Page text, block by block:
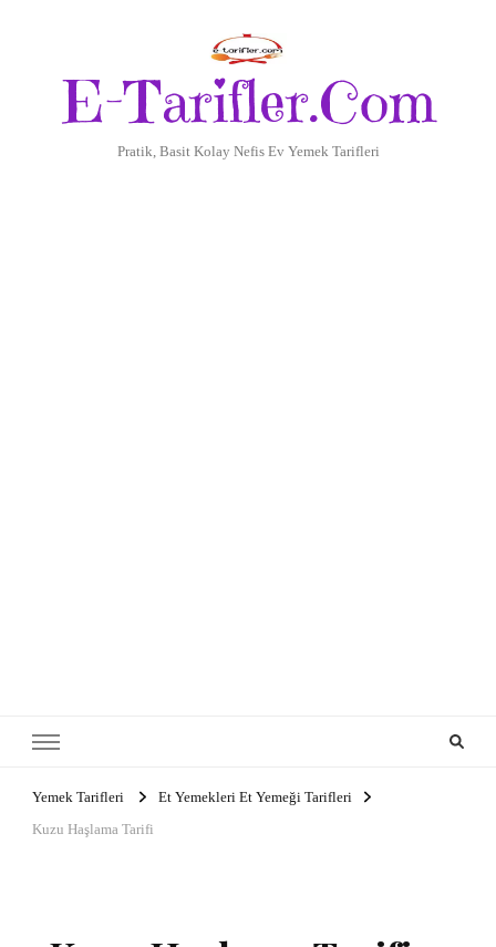
E-Tarifler.Com
Pratik, Basit Kolay Nefis Ev Yemek Tarifleri
Yemek Tarifleri
Et Yemekleri Et Yemeği Tarifleri
Kuzu Haşlama Tarifi